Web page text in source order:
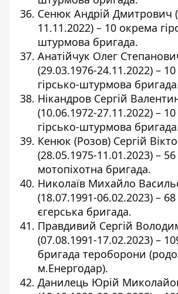
Сенюк Андрій Дмитрович
11.11.2022) – 10 окрема
штурмова бригада.
Анатійчук Олег
(29.03.1976-24.11.2022) –
гірсько-штурмова
Нікандров Сергій
(10.06.1972-27.11.2022) –
гірсько-штурмова
Кенюк (Розов) Сергій
(28.05.1975-11.01.2023) –
мотопіхотна бригада.
Николаїв Михайло
(18.07.1991-06.02.2023) –
єгерська бригада.
Правдивий Сергій
(07.08.1991-17.02.2023) –
бригада тероборони
м.Енергодар).
Данилець Юрій